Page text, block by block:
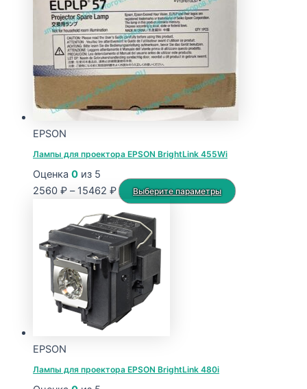
EPSON
Лампы для проектора EPSON BrightLink 455Wi
Оценка 0 из 5
2560 ₽ – 15462 ₽Диапазон
цен:
2560 ₽
–
15462 ₽
Выберите параметры
Этот
EPSON
Лампы для проектора EPSON BrightLink 480i